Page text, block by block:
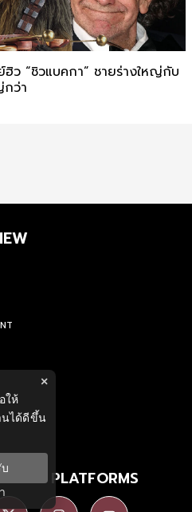
ฮิว “ชิวแบคกา” ชายร่างใหญ่กับ
กว่า
PLATFORMS
×
ให้
นได้ดีขึ้น